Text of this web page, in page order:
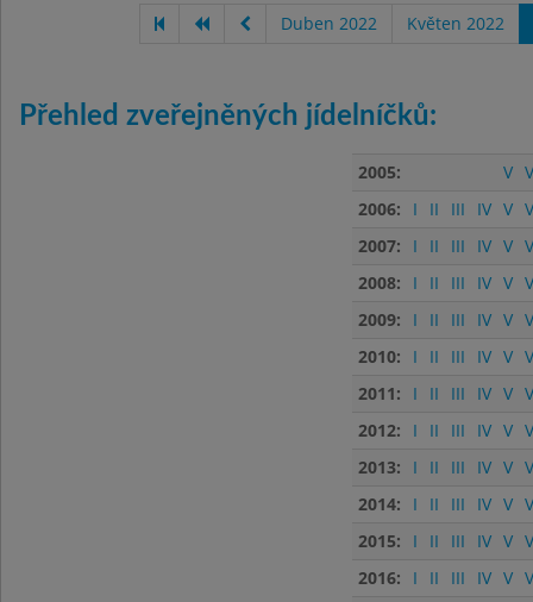
Duben 2022 Květen 2022
Přehled zveřejněných jídelníčků:
2005: V
2006:
I II III IV V
2007:
I II III IV V
2008:
I II III IV V
2009:
I II III IV V
2010:
I II III IV V
2011:
I II III IV V
2012:
I II III IV V
2013:
I II III IV V
2014:
I II III IV V
2015:
I II III IV V
2016:
I II III IV V